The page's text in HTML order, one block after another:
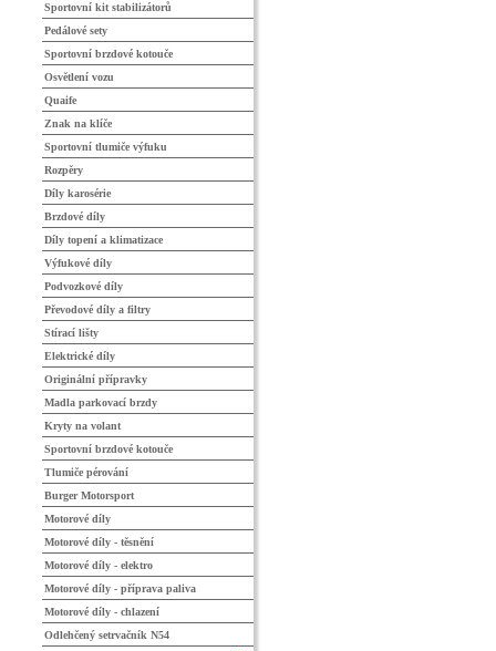
Sportovní kit stabilizátorů
Pedálové sety
Sportovní brzdové kotouče
Osvětlení vozu
Quaife
Znak na klíče
Sportovní tlumiče výfuku
Rozpěry
Díly karosérie
Brzdové díly
Díly topení a klimatizace
Výfukové díly
Podvozkové díly
Převodové díly a filtry
Stírací lišty
Elektrické díly
Originální přípravky
Madla parkovací brzdy
Kryty na volant
Sportovní brzdové kotouče
Tlumiče pérování
Burger Motorsport
Motorové díly
Motorové díly - těsnění
Motorové díly - elektro
Motorové díly - příprava paliva
Motorové díly - chlazení
Odlehčený setrvačník N54